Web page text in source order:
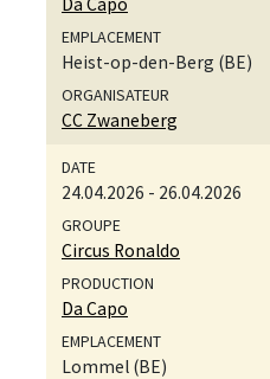
Heist-op-den-Berg (BE)
CC Zwaneberg
24.04.2026 - 26.04.2026
Circus Ronaldo
Da Capo
Lommel (BE)